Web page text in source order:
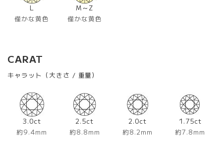
L
僅かな黄色
M～Z
僅かな黄色
CARAT
キャラット（大きさ / 重量）
3.0ct
約9.4mm
2.5ct
約8.8mm
2.0ct
約8.2mm
1.75ct
約7.8mm